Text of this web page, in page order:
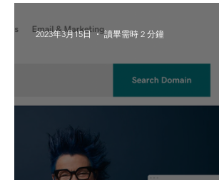
2023年3月15日 讀畢需時 2 分鐘